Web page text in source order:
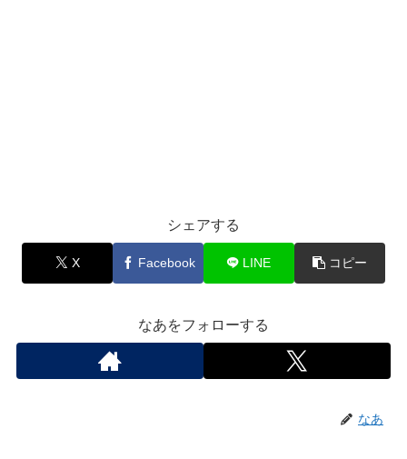
シェアする
X Facebook LINE コピー
なあをフォローする
なあ